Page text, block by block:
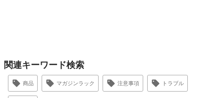
関連キーワード検索
商品 マガジンラック 注意事項 トラブル